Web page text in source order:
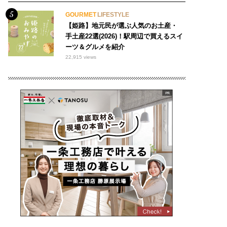
GOURMET LIFESTYLE
【姫路】地元民が選ぶ人気のお土産・
手土産22選(2026)！駅周辺で買えるスイ
ーツ＆グルメを紹介
22,915 views